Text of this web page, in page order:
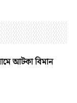
আটকা বিমান